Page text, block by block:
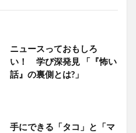
ニュースっておもしろ
い！ 学び深発見 「『怖い
話』の裏側とは?」
手にできる「タコ」と「マ